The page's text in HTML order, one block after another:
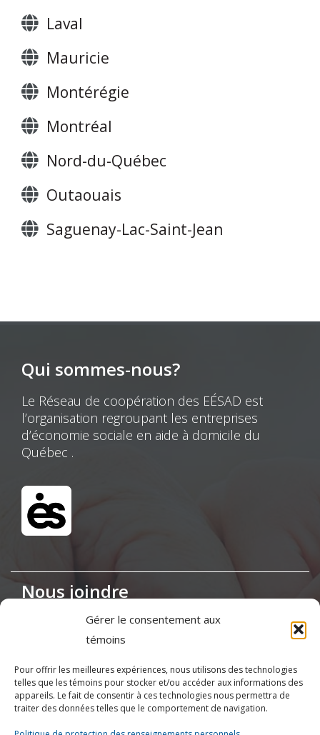
Gérer le consentement aux
témoins
Pour offrir les meilleures expériences, nous utilisons des technologies
telles que les témoins pour stocker et/ou accéder aux informations des
appareils. Le fait de consentir à ces technologies nous permettra de
traiter des données telles que le comportement de navigation.
Laval
Mauricie
Montérégie
Montréal
Nord-du-Québec
Outaouais
Saguenay-Lac-Saint-Jean
Qui sommes-nous?
Le Réseau de coopération des EÉSAD est
l’organisation regroupant les entreprises
d’économie sociale en aide à domicile du
Québec .
Nous joindre
Maison de la Coopération,
155, boul. Charest Est, bureau 120, Québec
(418) 622-1001